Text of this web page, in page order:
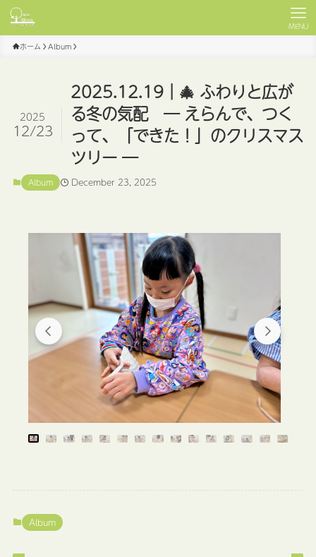
MENU
ホーム Album
2025.12.19｜🎄 ふわりと広が
る冬の気配 ― えらんで、つく
って、「できた！」のクリスマス
ツリー ―
2025
12/23
Album December 23, 2025
Album